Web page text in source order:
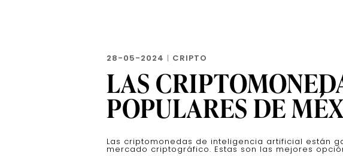
28-05-2024 | CRIPTO
LAS
POPULARES DE
Las criptomonedas de inteligencia artificial están
mercado criptográfico. Estas son las mejores